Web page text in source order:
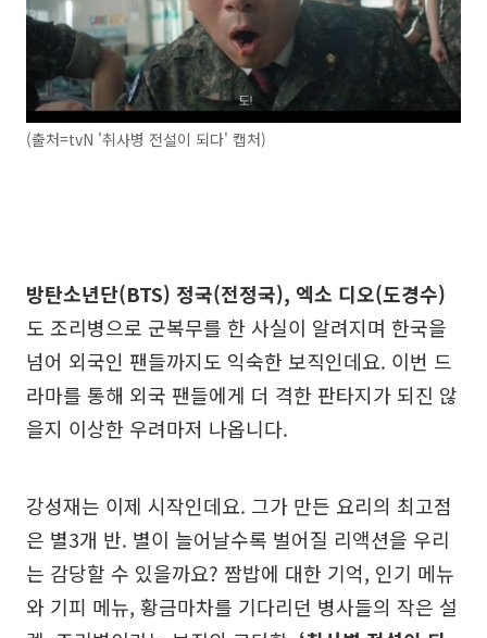
(출처=tvN '취사병 전설이 되다' 캡처)
방탄소년단(BTS) 정국(전정국), 엑소 디오(도경수)
도 조리병으로 군복무를 한 사실이 알려지며 한국을
넘어 외국인 팬들까지도 익숙한 보직인데요. 이번 드
라마를 통해 외국 팬들에게 더 격한 판타지가 되진 않
을지 이상한 우려마저 나옵니다.
강성재는 이제 시작인데요. 그가 만든 요리의 최고점
은 별3개 반. 별이 늘어날수록 벌어질 리액션을 우리
는 감당할 수 있을까요? 짬밥에 대한 기억, 인기 메뉴
와 기피 메뉴, 황금마차를 기다리던 병사들의 작은 설